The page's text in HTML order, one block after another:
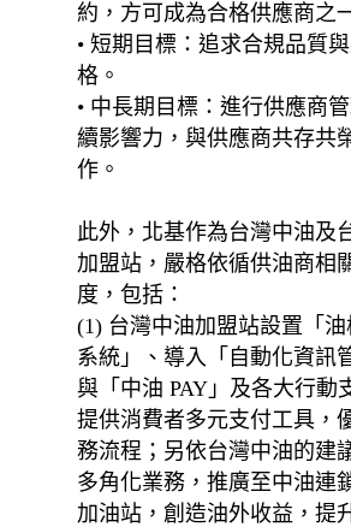
約，方可成為合格供應商之
• 短期目標：追求合規品質
格。
• 中長期目標：進行供應商
續影響力，與供應商共存共
作。
此外，北基作為台灣中油及
加盟站，嚴格依循供油商相
度，包括：
(1) 台灣中油加盟站設置「
系統」、導入「自動化資訊
與「中油 PAY」及各大行動
提供消費者多元支付工具，
務流程；另依台灣中油的建
多角化業務，推廣至中油連
加油站，創造油外收益，提